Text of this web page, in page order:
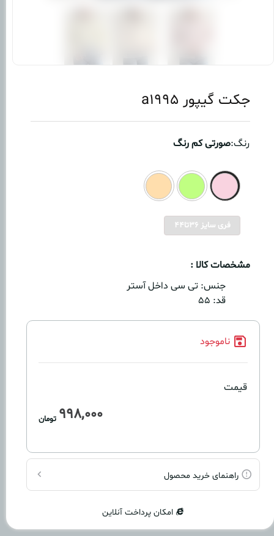
جکت گیپور a1995
رنگ:صورتی کم رنگ
فری سایز 36تا44
مشخصات کالا :
جنس: تی سی داخل آستر
قد:
ناموجود
قیمت
998,000 تومان
راهنمای خرید محصول
امکان پرداخت آنلاین